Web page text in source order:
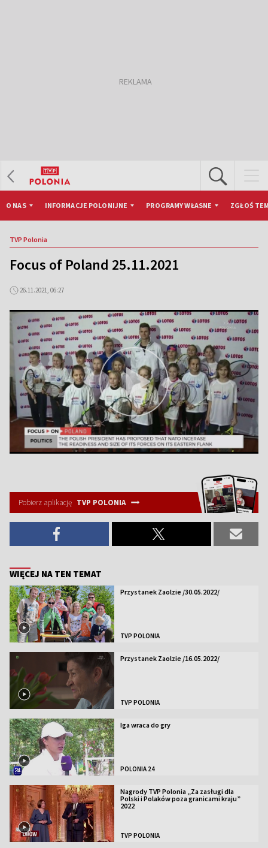
O NAS INFORMACJE POLONIJNE PROGRAMY WŁASNE ZGŁOŚ
TVP Polonia
Focus of Poland 25.11.2021
26.11.2021, 06:27
Pobierz aplikację TVP POLONIA
WIĘCEJ NA TEN TEMAT
Przystanek Zaolzie /30.05.2022/
TVP POLONIA
Przystanek Zaolzie /16.05.2022/
TVP POLONIA
Iga wraca do gry
POLONIA 24
Nagrody TVP Polonia „Za zasługi dla
Polski i Polaków poza granicami kraju”
2022
TVP POLONIA